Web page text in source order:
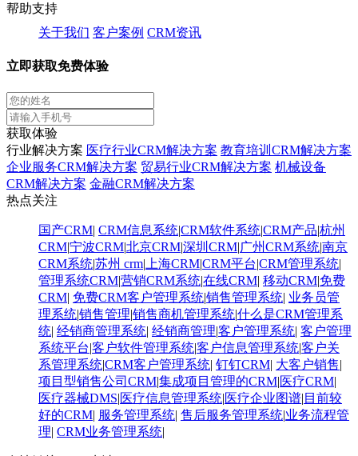
帮助支持
关于我们 客户案例 CRM资讯
立即获取免费体验
获取体验
行业解决方案 医疗行业CRM解决方案 教育培训CRM解决方案
企业服务CRM解决方案 贸易行业CRM解决方案 机械设备
CRM解决方案 金融CRM解决方案
热点关注
国产CRM| CRM信息系统|CRM软件系统|CRM产品|杭州
CRM|宁波CRM|北京CRM|深圳CRM|广州CRM系统|南京
CRM系统|苏州 crm| 上海CRM|CRM平台|CRM管理系统|
管理系统CRM|营销CRM系统|在线CRM| 移动CRM|免费
CRM| 免费CRM客户管理系统|销售管理系统| 业务员管
理系统|销售管理|销售商机管理系统|什么是CRM管理系
统| 经销商管理系统| 经销商管理|客户管理系统| 客户管理
系统平台|客户软件管理系统|客户信息管理系统|客户关
系管理系统|CRM客户管理系统| 钉钉CRM| 大客户销售|
项目型销售公司CRM|集成项目管理的CRM|医疗CRM|
医疗器械DMS|医疗信息管理系统|医疗企业图谱| ​目前较
好的CRM| 服务管理系统| 售后服务管理系统|业务流程管
理| CRM业务管理系统|